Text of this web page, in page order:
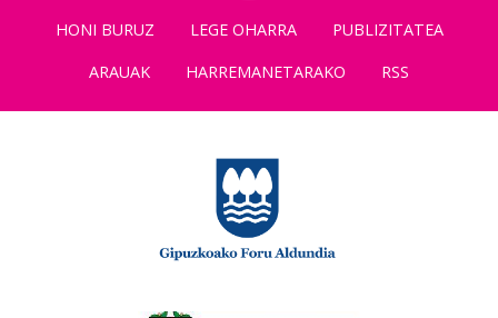
HONI BURUZ LEGE OHARRA
PUBLIZITATEA
ARAUAK
HARREMANETARAKO RSS